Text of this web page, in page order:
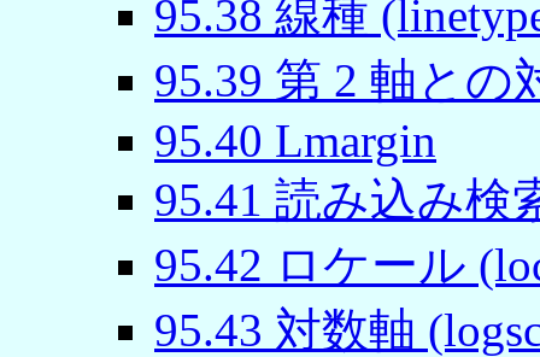
95.38 線種
95.39 第 2 軸との
95.40 Lmargin
95.41 読み込み検
95.42 ロケール
95.43 対数軸